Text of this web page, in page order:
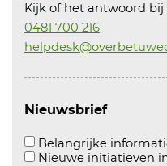
Kijk of het antwoord bij
0481 700 216
Nieuwsbrief
Belangrijke
Nieuwe initiatieven